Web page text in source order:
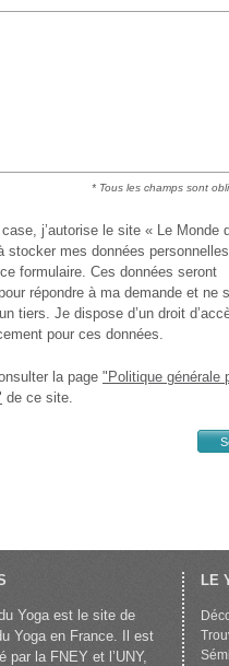
* Tous les champs sont
j’autorise le site « Le Monde
stocker mes données
formulaire. Ces données seront
répondre à ma demande et ne
tiers. Je dispose d’un droit
pour ces données.
la page "Politique générale
de ce site.
Yoga est le site de
Yoga en France. Il est
par la FNEY et l’UNY,
LE